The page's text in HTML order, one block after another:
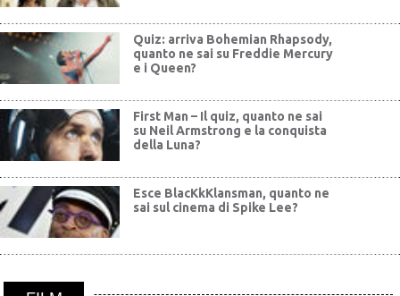
Quiz: arriva Bohemian Rhapsody,
quanto ne sai su Freddie Mercury
e i Queen?
First Man – Il quiz, quanto ne sai
su Neil Armstrong e la conquista
della Luna?
Esce BlacKkKlansman, quanto ne
sai sul cinema di Spike Lee?